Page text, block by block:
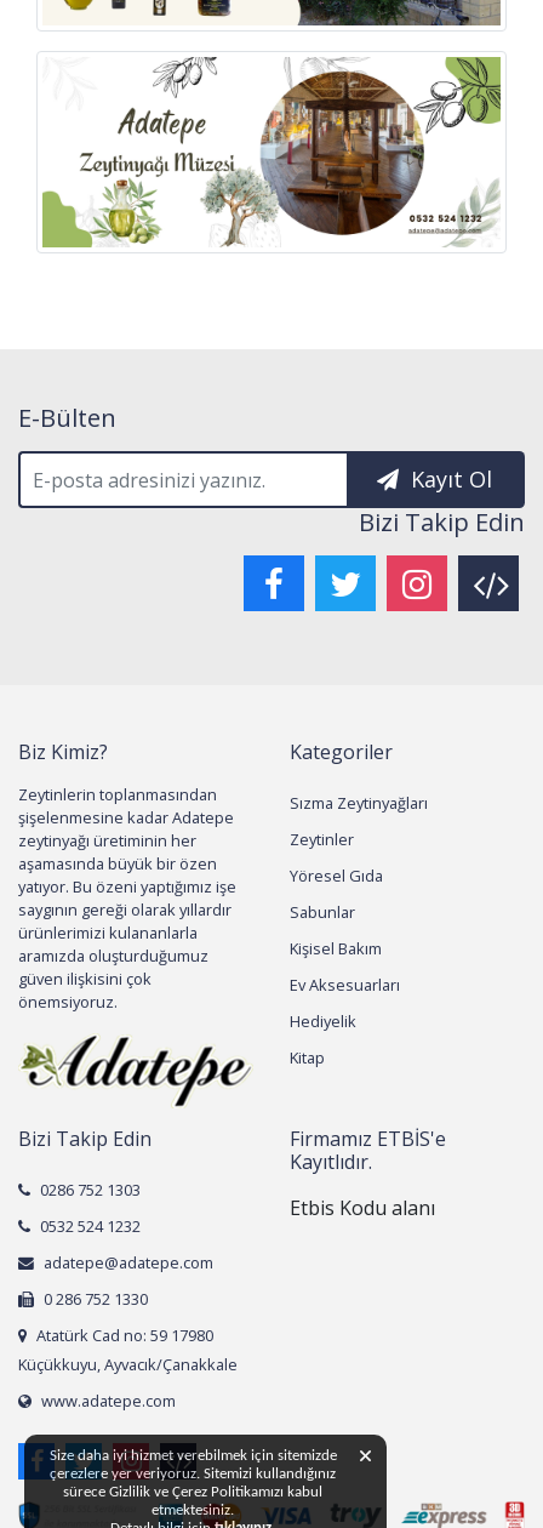
E-Bülten
Kayıt Ol
Bizi Takip Edin
Biz Kimiz?
Zeytinlerin toplanmasından
şişelenmesine kadar Adatepe
zeytinyağı üretiminin her
aşamasında büyük bir özen
yatıyor. Bu özeni yaptığımız işe
saygının gereği olarak yıllardır
ürünlerimizi kulananlarla
aramızda oluşturduğumuz
güven ilişkisini çok
önemsiyoruz.
Kategoriler
Sızma Zeytinyağları
Zeytinler
Yöresel Gıda
Sabunlar
Kişisel Bakım
Ev Aksesuarları
Hediyelik
Kitap
Bizi Takip Edin
0286 752 1303
0532 524 1232
adatepe@adatepe.com
0 286 752 1330
Atatürk Cad no: 59 17980
Küçükkuyu, Ayvacık/Çanakkale
www.adatepe.com
Firmamız ETBİS'e
Kayıtlıdır.
Etbis Kodu alanı
Size daha iyi hizmet verebilmek için sitemizde
çerezlere yer veriyoruz. Sitemizi kullandığınız
sürece Gizlilik ve Çerez Politikamızı kabul
etmektesiniz.